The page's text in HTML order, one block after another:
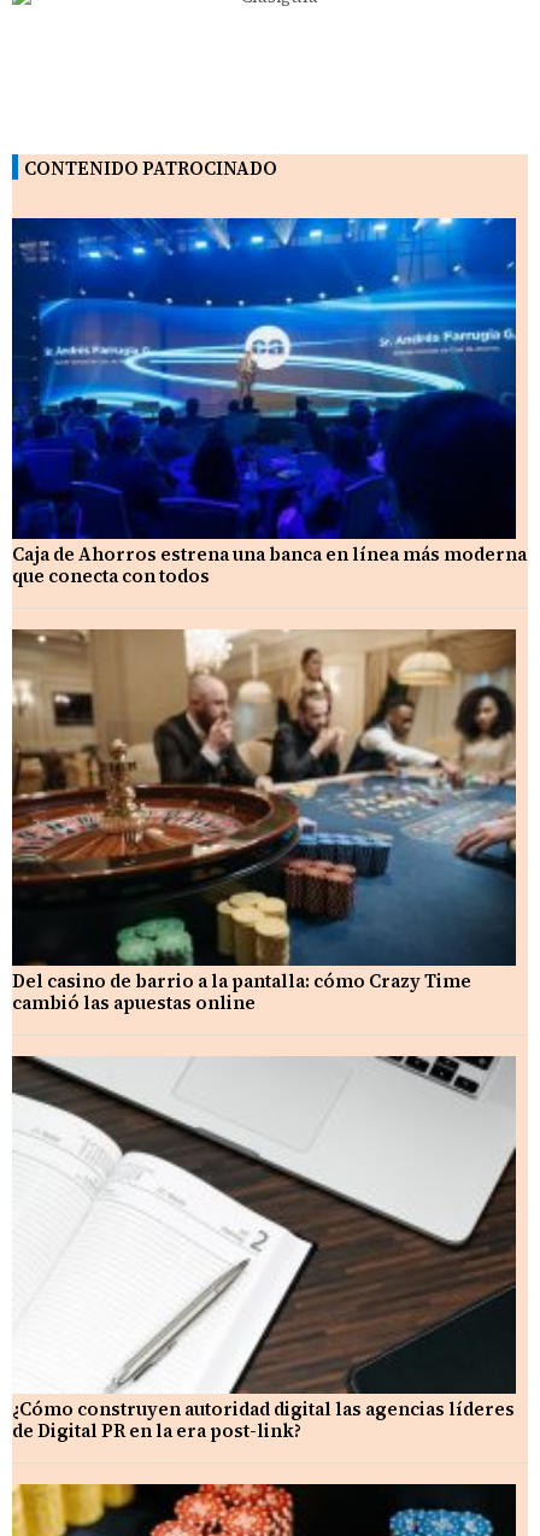
CONTENIDO PATROCINADO
Caja de Ahorros estrena una banca en línea más moderna
que conecta con todos
Del casino de barrio a la pantalla: cómo Crazy Time
cambió las apuestas online
¿Cómo construyen autoridad digital las agencias líderes
de Digital PR en la era post-link?